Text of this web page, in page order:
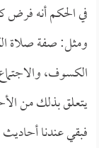
في الحكم أنه فرض
ومثل: صفة صلاة
الكسوف،
يتعلق بذلك من
فبقي عندنا أحاديث